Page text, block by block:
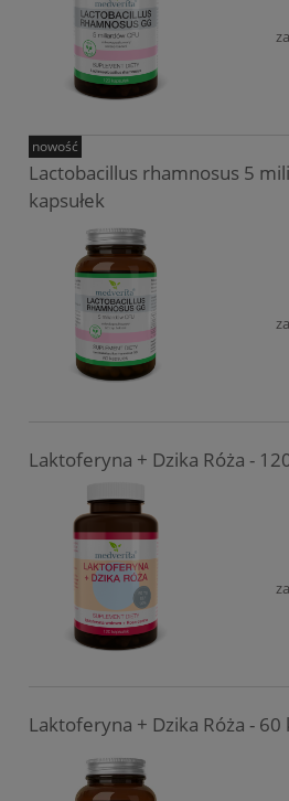
Lactobacillus rhamnosus 5
kapsułek
nowość
Laktoferyna + Dzika Róża -
Laktoferyna + Dzika Róża - 60